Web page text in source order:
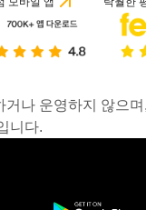
나 운영하지 않으
니다.